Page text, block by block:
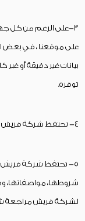
3-على الرغم من كل
على موقعنا ، في بعض
بيانات غير دقيقة أو غير
توفره.
4- تحتفظ شركة فريش بالحق في إلغاء أو رفض أي طلب دون إبداء أسباب.
5- تحتفظ شركة فريش
شروطها، مواصفاتها،
لشركة فريش مراجعة